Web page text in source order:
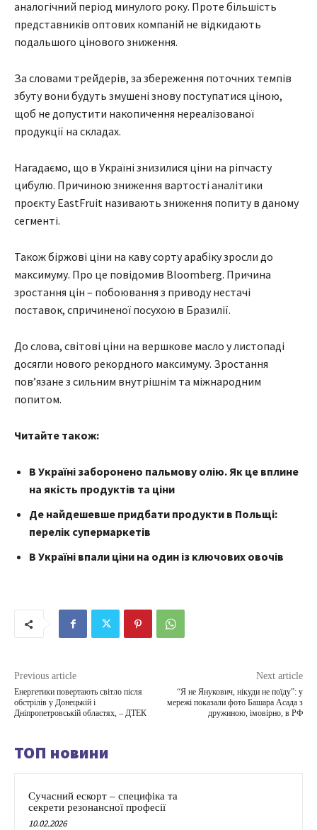
аналогічний період минулого року. Проте більшість
представників оптових компаній не відкидають
подальшого цінового зниження.
За словами трейдерів, за збереження поточних темпів
збуту вони будуть змушені знову поступатися ціною,
щоб не допустити накопичення нереалізованої
продукції на складах.
Нагадаємо, що в Україні знизилися ціни на ріпчасту
цибулю. Причиною зниження вартості аналітики
проєкту EastFruit називають зниження попиту в даному
сегменті.
Також біржові ціни на каву сорту арабіку зросли до
максимуму. Про це повідомив Bloomberg. Причина
зростання цін – побоювання з приводу нестачі
поставок, спричиненої посухою в Бразилії.
До слова, світові ціни на вершкове масло у листопаді
досягли нового рекордного максимуму. Зростання
пов’язане з сильним внутрішнім та міжнародним
попитом.
Читайте також:
В Україні заборонено пальмову олію. Як це вплине
на якість продуктів та ціни
Де найдешевше придбати продукти в Польщі:
перелік супермаркетів
В Україні впали ціни на один із ключових овочів
Previous article
Енергетики повертають світло після
обстрілів у Донецькій і
Дніпропетровській областях, – ДТЕК
Next article
“Я не Янукович, нікуди не поїду”: у
мережі показали фото Башара Асада з
дружиною, імовірно, в РФ
ТОП новини
Сучасний ескорт – специфіка та
секрети резонансної професії
10.02.2026